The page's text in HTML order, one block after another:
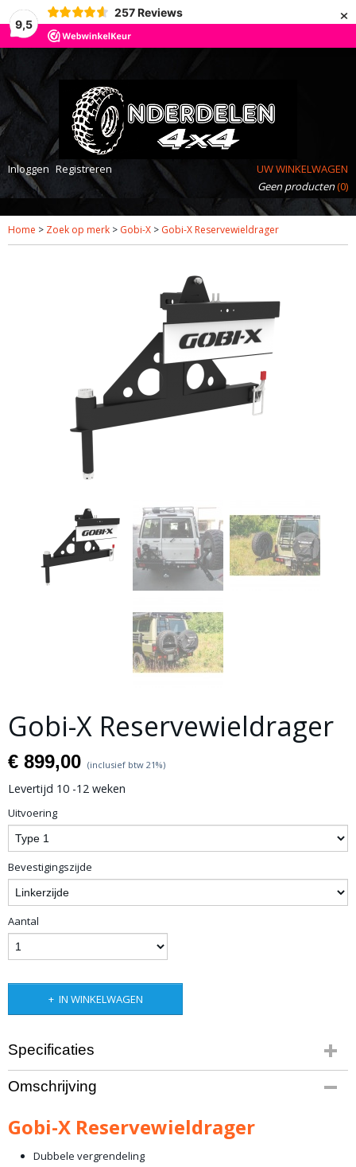
9,5
257 Reviews ×
Inloggen Registreren
UW WINKELWAGEN
Geen producten(0)
Home > Zoek op merk > Gobi-X > Gobi-X Reservewieldrager
Gobi-X Reservewieldrager
€ 899,00 (inclusief btw 21%)
Levertijd 10 -12 weken
Uitvoering
Bevestigingszijde
Aantal
IN WINKELWAGEN
Specificaties
Productcode leverancier
GX-SWC
20,00 Kg
Omschrijving
Gobi-X Reservewieldrager
Dubbele vergrendeling